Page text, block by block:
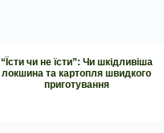
“Їсти чи не їсти”: Чи шкідливіша
локшина та картопля швидкого
приготування